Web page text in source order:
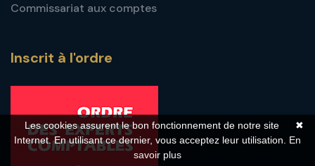
Commissariat aux comptes
Inscrit à l'ordre
✖
Les cookies assurent le bon fonctionnement de notre site
Internet. En utilisant ce dernier, vous acceptez leur utilisation. En
savoir plus